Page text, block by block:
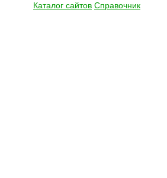
Каталог сайтов Справочник